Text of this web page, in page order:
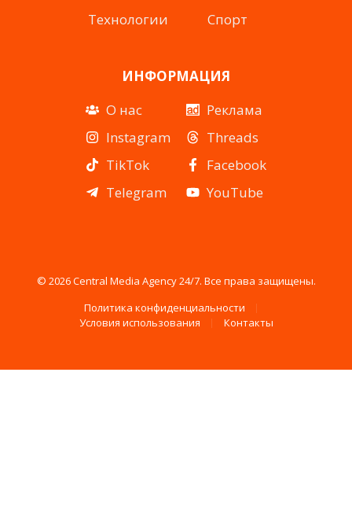
Технологии
Спорт
ИНФОРМАЦИЯ
О нас
Instagram
TikTok
Telegram
Реклама
Threads
Facebook
YouTube
© 2026 Central Media Agency 24/7. Все права защищены.
Политика конфиденциальности
Условия использования
Контакты